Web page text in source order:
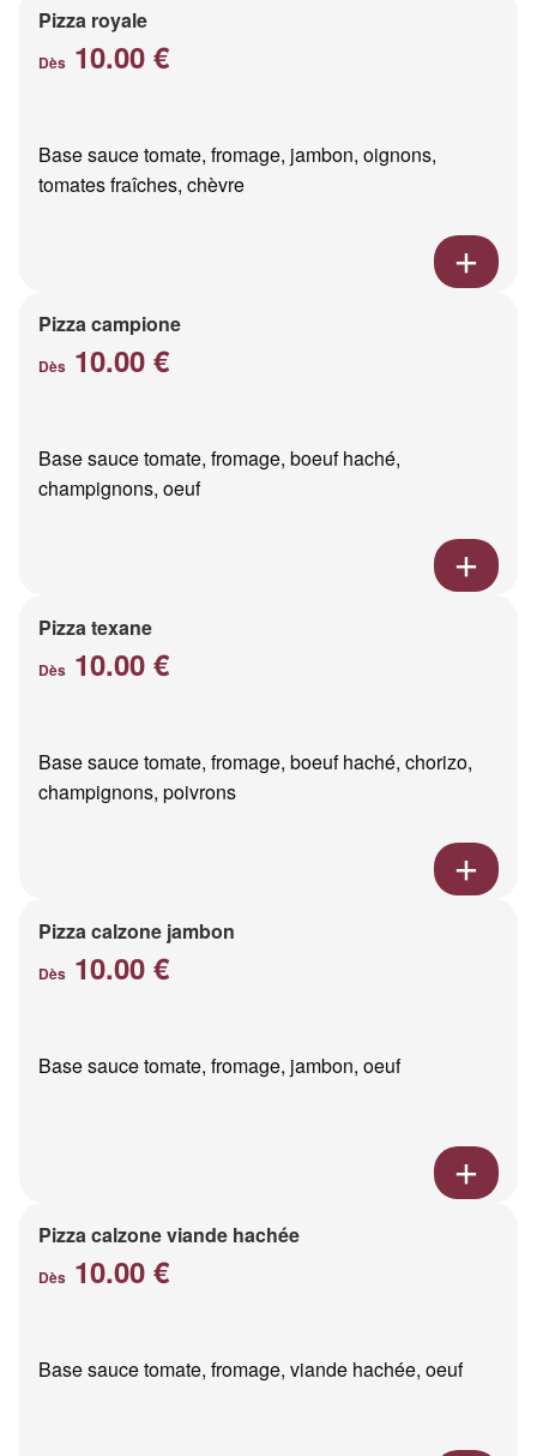
Pizza royale
Dès 10.00 €
Base sauce tomate, fromage, jambon, oignons,
tomates fraîches, chèvre
Pizza campione
Dès 10.00 €
Base sauce tomate, fromage, boeuf haché,
champignons, oeuf
Pizza texane
Dès 10.00 €
Base sauce tomate, fromage, boeuf haché, chorizo,
champignons, poivrons
Pizza calzone jambon
Dès 10.00 €
Base sauce tomate, fromage, jambon, oeuf
Pizza calzone viande hachée
Dès 10.00 €
Base sauce tomate, fromage, viande hachée, oeuf